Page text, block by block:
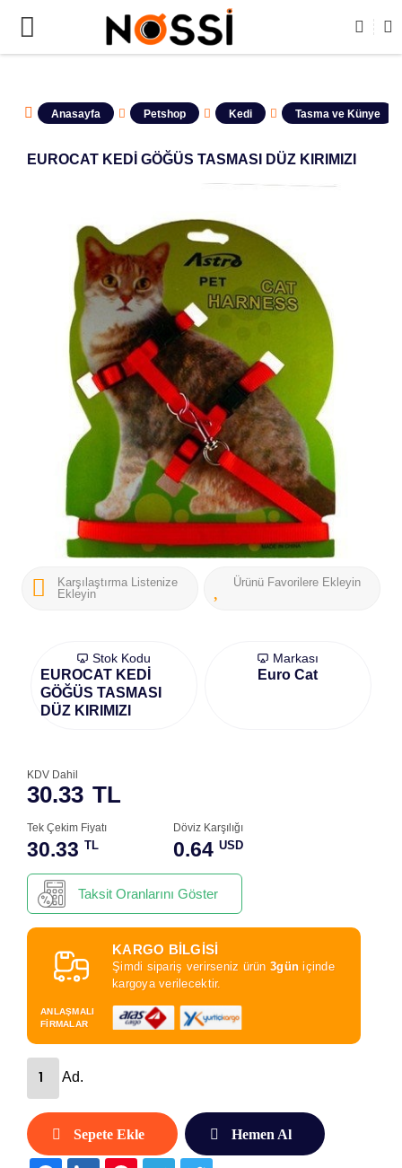
ÜRÜNLERİN TAMAMI DEMODUR SATIŞA
Anasayfa Petshop Kedi Tasma ve Künye
EUROCAT KEDİ GÖĞÜS TASMASI DÜZ KIRIMIZI
Karşılaştırma Listenize
Ekleyin
Ürünü Favorilere Ekleyin
Stok Kodu
EUROCAT KEDİ
GÖĞÜS TASMASI
DÜZ KIRIMIZI
Markası
Euro Cat
30.33 TL
KDV Dahil
Tek Çekim Fiyatı
30.33 TL
Döviz Karşılığı
0.64 USD
Taksit Oranlarını Göster
KARGO BİLGİSİ
Şimdi sipariş verirseniz ürün 3gün içinde
kargoya verilecektir.
ANLAŞMALI
FİRMALAR
Ad.
Sepete Ekle Hemen Al